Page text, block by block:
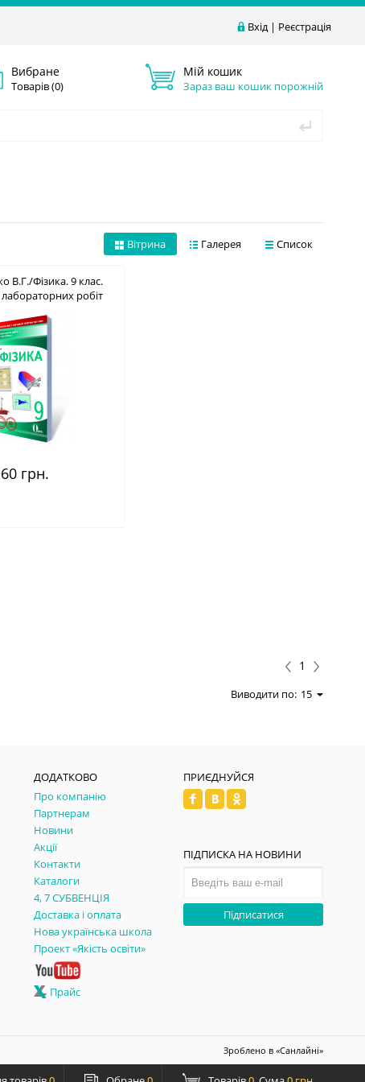
Вхід| Реєстрація
Вибране
Товарів (0)
Мій кошик
Зараз ваш кошик порожній
Список
Галерея
Вітрина
В.Г./Фізика. 9 клас.
робіт
656-737-0
60 грн.
1
Виводити по: 15
ДОДАТКОВО
Про компанію
Партнерам
Новини
Акції
Контакти
Каталоги
4, 7 СУБВЕНЦІЯ
Доставка і оплата
Нова українська школа
Проект «Якість освіти»
Прайс
ПРИЄДНУЙСЯ
ПІДПИСКА НА НОВИНИ
Підписатися
Зроблено в «Санлайні»